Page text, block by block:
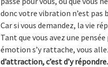
donc votre vibration n’est pas
Car si vous demandez, la vie
Tant que vous avez une
émotion s’y rattache, vous
d’attraction, c’est d’y répondre.